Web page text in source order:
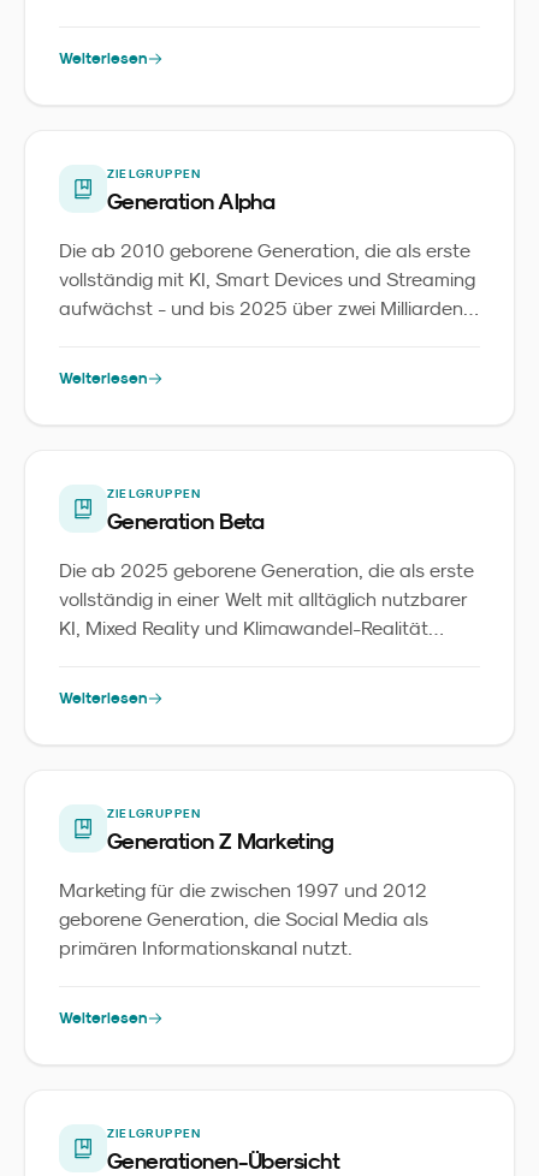
Weiterlesen
ZIELGRUPPEN
Generation Alpha
Die ab 2010 geborene Generation, die als erste
vollständig mit KI, Smart Devices und Streaming
aufwächst - und bis 2025 über zwei Milliarden
Weiterlesen
ZIELGRUPPEN
Generation Beta
Die ab 2025 geborene Generation, die als erste
vollständig in einer Welt mit alltäglich nutzbarer
KI, Mixed Reality und Klimawandel-Realität
Weiterlesen
ZIELGRUPPEN
Generation Z Marketing
Marketing für die zwischen 1997 und 2012
geborene Generation, die Social Media als
primären Informationskanal nutzt.
Weiterlesen
ZIELGRUPPEN
Generationen-Übersicht